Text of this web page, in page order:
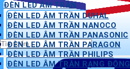
Tìm
kiếm:
ĐÈN LED ÂM TRẦN
ĐÈN LED ÂM TRẦN DUHAL
ĐÈN LED ÂM TRẦN NANOCO
ĐÈN LED ÂM TRẦN PANASONIC
ĐÈN LED ÂM TRẦN PARAGON
ĐÈN LED ÂM TRẦN PHILIPS
ĐÈN LED ÂM TRẦN RẠNG ĐÔNG